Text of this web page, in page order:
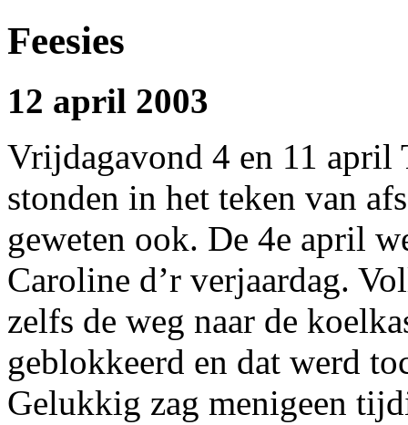
Feesies
12 april 2003
Vrijdagavond 4 en 11 april
stonden in het teken van
geweten ook. De 4e april
Caroline d’r verjaardag.
zelfs de weg naar de
geblokkeerd en dat werd
Gelukkig zag menigeen